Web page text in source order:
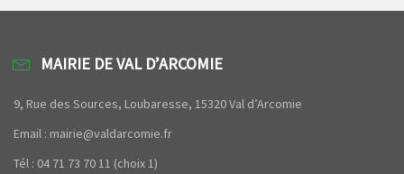
MAIRIE DE VAL D’ARCOMIE
9, Rue des Sources, Loubaresse, 15320 Val d’Arcomie
Email : mairie@valdarcomie.fr
Tél : 04 71 73 70 11 (choix 1)